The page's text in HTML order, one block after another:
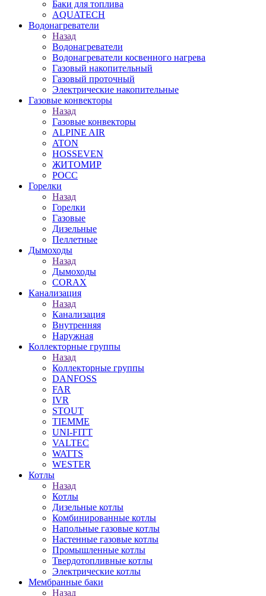
Баки для топлива
AQUATECH
Водонагреватели
Назад
Водонагреватели
Водонагреватели косвенного нагрева
Газовый накопительный
Газовый проточный
Электрические накопительные
Газовые конвекторы
Назад
Газовые конвекторы
ALPINE AIR
ATON
HOSSEVEN
ЖИТОМИР
РОСС
Горелки
Назад
Горелки
Газовые
Дизельные
Пеллетные
Дымоходы
Назад
Дымоходы
CORAX
Канализация
Назад
Канализация
Внутренняя
Наружная
Коллекторные группы
Назад
Коллекторные группы
DANFOSS
FAR
IVR
STOUT
TIEMME
UNI-FITT
VALTEC
WATTS
WESTER
Котлы
Назад
Котлы
Дизельные котлы
Комбинированные котлы
Напольные газовые котлы
Настенные газовые котлы
Промышленные котлы
Твердотопливные котлы
Электрические котлы
Мембранные баки
Назад